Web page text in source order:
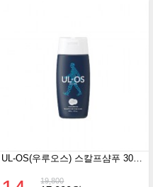
UL-OS(우루오스) 스칼프샴푸 300ml
19,800